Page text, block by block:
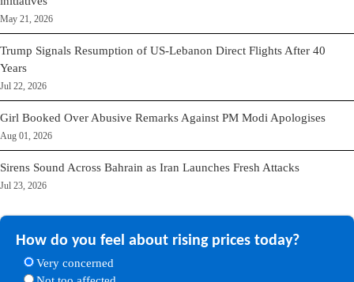
May 21, 2026
Trump Signals Resumption of US-Lebanon Direct Flights After 40
Years
Jul 22, 2026
Girl Booked Over Abusive Remarks Against PM Modi Apologises
Aug 01, 2026
Sirens Sound Across Bahrain as Iran Launches Fresh Attacks
Jul 23, 2026
How do you feel about rising prices today?
Very concerned